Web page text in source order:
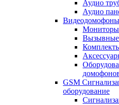
Аудио
Аудио
Видеодомофоны
Мониторы
Вызывные
GSM
оборудование